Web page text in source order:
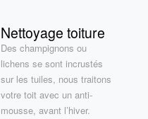
Nettoyage toiture
Des champignons ou
lichens se sont incrustés
sur les tuiles, nous traitons
votre toit avec un anti-
mousse, avant l’hiver.